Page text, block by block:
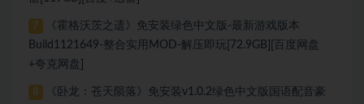
7
《霍格沃茨之遗》免安装绿色中文版-最新游戏版本
Build1121649-整合实用MOD-解压即玩[72.9GB][百度网盘
+夸克网盘]
8
《卧龙：苍天陨落》免安装v1.0.2绿色中文版国语配音豪